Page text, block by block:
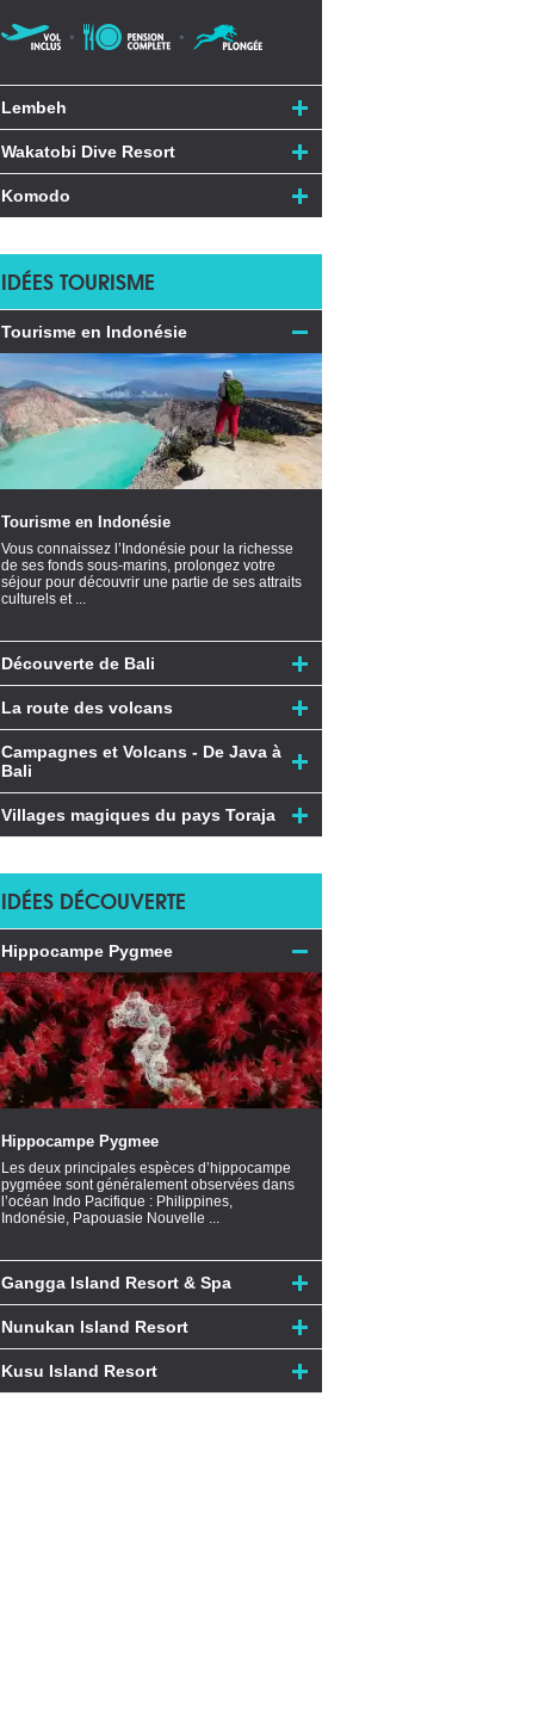
Lembeh
Wakatobi Dive Resort
Komodo
IDÉES TOURISME
Tourisme en Indonésie
Tourisme en Indonésie
Vous connaissez l’Indonésie pour la richesse
de ses fonds sous-marins, prolongez votre
séjour pour découvrir une partie de ses attraits
culturels et ...
Découverte de Bali
La route des volcans
Campagnes et Volcans - De Java à
Bali
Villages magiques du pays Toraja
IDÉES DÉCOUVERTE
Hippocampe Pygmee
Hippocampe Pygmee
Les deux principales espèces d’hippocampe
pygméee sont généralement observées dans
l’océan Indo Pacifique : Philippines,
Indonésie, Papouasie Nouvelle ...
Gangga Island Resort & Spa
Nunukan Island Resort
Kusu Island Resort